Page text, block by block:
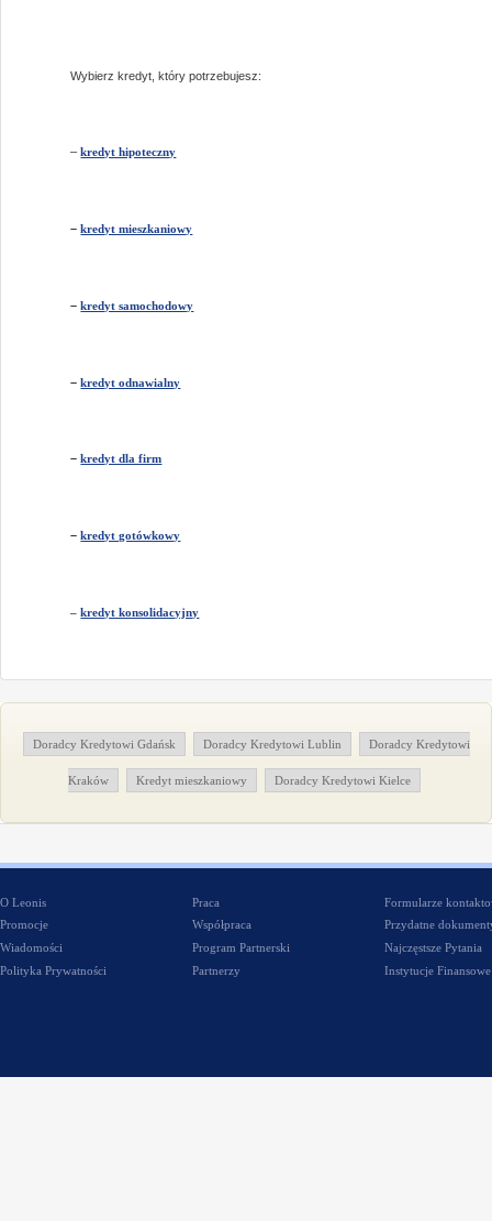
Wybierz kredyt, który potrzebujesz:
–kredyt hipoteczny
–kredyt mieszkaniowy
–kredyt samochodowy
–kredyt odnawialny
–kredyt dla firm
–kredyt gotówkowy
–kredyt konsolidacyjny
Doradcy Kredytowi Gdańsk Doradcy Kredytowi Lublin Doradcy Kredytowi
Kraków Kredyt mieszkaniowy Doradcy Kredytowi Kielce
O Leonis
Promocje
Wiadomości
Polityka Prywatności
Praca
Współpraca
Program Partnerski
Partnerzy
Formularze
Przydatne
Najczęstsze Pytania
Instytucje Finansowe